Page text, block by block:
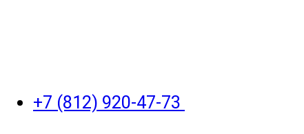
+7 (812) 920-47-73